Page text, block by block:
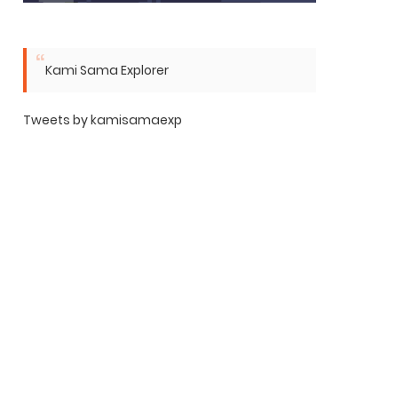
Kami Sama Explorer
Tweets by kamisamaexp